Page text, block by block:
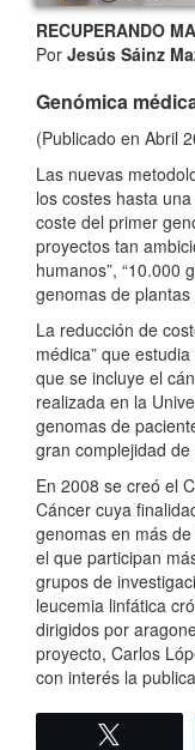
RECUPERANDO
Por Jesús Sáinz
Genómica
(Publicado en Abril
Las nuevas
los costes hasta
coste del primer
proyectos tan
humanos”, “10.000
genomas de plantas
La reducción de
médica” que
que se incluye el
realizada en la
genomas de
gran complejidad
En 2008 se creó el
Cáncer cuya
genomas en más
el que participan
grupos de
leucemia linfática
dirigidos por
proyecto, Carlos
con interés la